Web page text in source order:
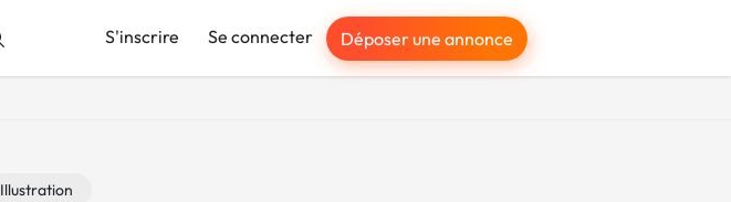
S'inscrire Se connecter Déposer une annonce
Illustration